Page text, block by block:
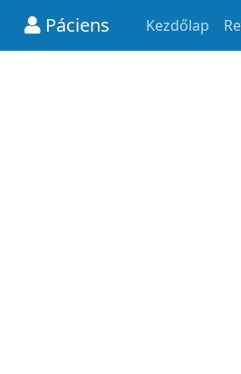
Páciens Kezdőlap